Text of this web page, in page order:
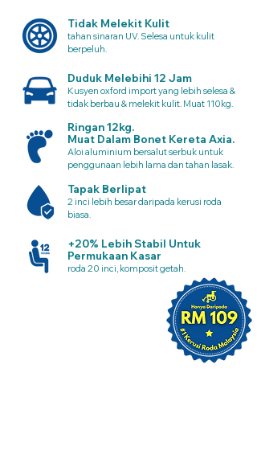
Tidak Melekit Kulit
tahan sinaran UV. Selesa untuk kulit
berpeluh.
Duduk Melebihi 12 Jam
Kusyen oxford import yang lebih selesa &
tidak berbau & melekit kulit. Muat 110kg.
Ringan 12kg.
Muat Dalam Bonet Kereta Axia.
Aloi aluminium bersalut serbuk untuk
penggunaan lebih lama dan tahan lasak.
Tapak Berlipat
2 inci lebih besar daripada kerusi roda
biasa.
+20% Lebih Stabil Untuk
Permukaan Kasar
roda 20 inci, komposit getah.